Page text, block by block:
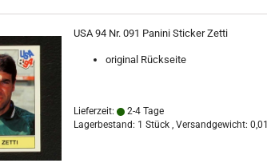
USA 94 Nr. 091 Panini Sticker Zetti
original Rückseite
Lieferzeit:
2-4 Tage
Lagerbestand: 1 Stück , Versandgewicht: 0,01